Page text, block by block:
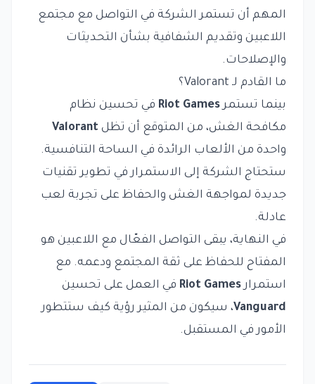
المهم أن تستمر الشركة في التواصل مع مجتمع
اللاعبين وتقديم الشفافية بشأن التحديثات
والإصلاحات.
ما القادم لـ Valorant؟
بينما تستمرRiot Games في تحسين نظام
مكافحة الغش، من المتوقع أن تظل Valorant
واحدة من الألعاب الرائدة في الساحة التنافسية.
ستحتاج الشركة إلى الاستمرار في تطوير تقنيات
جديدة لمواجهة الغش والحفاظ على تجربة لعب
عادلة.
في النهاية، يبقى التواصل الفعّال مع اللاعبين هو
المفتاح للحفاظ على ثقة المجتمع ودعمه. مع
استمرارRiot Games في العمل على تحسين
Vanguard، سيكون من المثير رؤية كيف ستتطور
الأمور في المستقبل.